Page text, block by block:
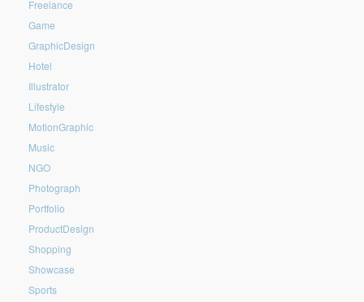
Freelance
Game
GraphicDesign
Hotel
Illustrator
Lifestyle
MotionGraphic
Music
NGO
Photograph
Portfolio
ProductDesign
Shopping
Showcase
Sports